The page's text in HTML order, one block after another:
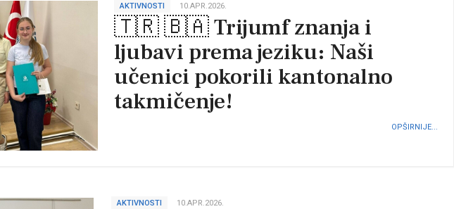
AKTIVNOSTI 10.APR.2026.
🇹🇷 🇧🇦 Trijumf znanja i
ljubavi prema jeziku: Naši
učenici pokorili kantonalno
takmičenje!⠀
OPŠIRNIJE...
AKTIVNOSTI 10.APR.2026.